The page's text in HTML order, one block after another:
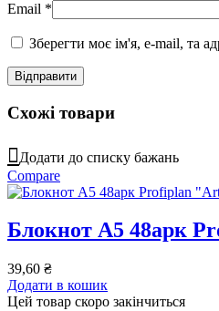
Email *
Зберегти моє ім'я, e-mail, та
Схожі товари
Додати до списку бажань
Compare
Блокнот А5 48арк
39,60 ₴
Додати в кошик
Цей товар скоро закінчиться